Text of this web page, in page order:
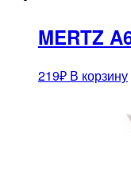
MERTZ
219₽ В корзину